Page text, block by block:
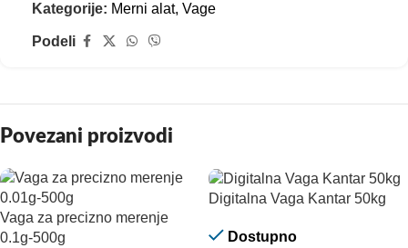
Kategorije: Merni alat, Vage
Podeli
Povezani proizvodi
Vaga za precizno merenje
0.1g-500g
Digitalna Vaga Kantar 50kg
Dostupno